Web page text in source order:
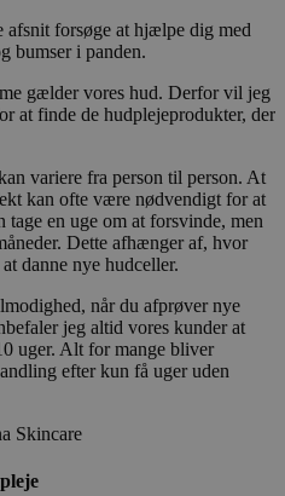
afsnit forsøge at hjælpe dig med
bumser i panden.
gælder vores hud. Derfor vil jeg
at finde de hudplejeprodukter, der
variere fra person til person. At
kan ofte være nødvendigt for at
tage en uge om at forsvinde, men
Dette afhænger af, hvor
danne nye hudceller.
når du afprøver nye
jeg altid vores kunder at
uger. Alt for mange bliver
efter kun få uger uden